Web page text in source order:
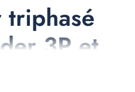
triphasé
3P et